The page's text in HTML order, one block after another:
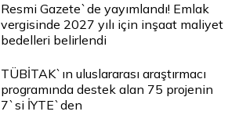
Resmi Gazete`de yayımlandı! Emlak
vergisinde 2027 yılı için inşaat maliyet
bedelleri belirlendi
TÜBİTAK`ın uluslararası araştırmacı
programında destek alan 75 projenin
7`si İYTE`den